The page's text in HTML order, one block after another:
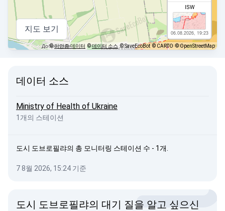
ISW
06.08.2026, 19:23
지도 보기
©미인증 데이터 ©데이터 소스 © SaveEcoBot © CARTO © OpenStreetMap
데이터 소스
Ministry of Health of Ukraine
1개의 스테이션
도시 도브로필랴의 총 모니터링 스테이션 수 - 1개.
7 8월 2026, 15:24 기준
도시 도브로필랴의 대기 질을 알고 싶으신